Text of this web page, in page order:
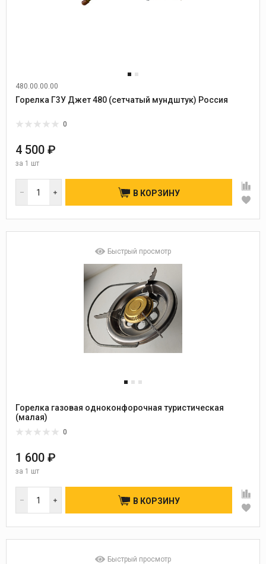
480.00.00.00
Горелка Г3У Джет 480 (сетчатый мундштук) Россия
0
4 500 ₽
за 1 шт
В КОРЗИНУ
Быстрый просмотр
Горелка газовая одноконфорочная туристическая
(малая)
0
1 600 ₽
за 1 шт
В КОРЗИНУ
Быстрый просмотр